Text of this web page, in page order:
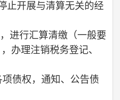
开展与清算无关的经
进行汇算清缴（一般要
办理注销税务登记、
债权，通知、公告债